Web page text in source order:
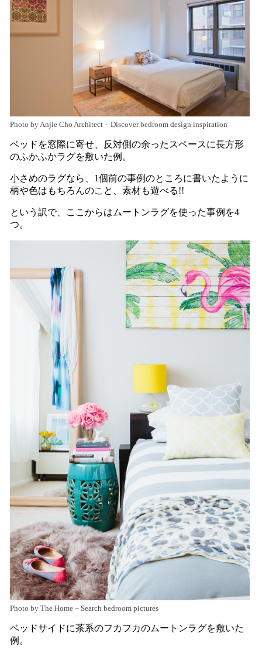
Photo by Anjie Cho Architect– Discover bedroom design inspiration
ベッドを窓際に寄せ、反対側の余ったスペースに長方形
のふかふかラグを敷いた例。
小さめのラグなら、1個前の事例のところに書いたように
柄や色はもちろんのこと、素材も遊べる!!
という訳で、ここからはムートンラグを使った事例を4
つ。
Photo by The Home– Search bedroom pictures
ベッドサイドに茶系のフカフカのムートンラグを敷いた
例。